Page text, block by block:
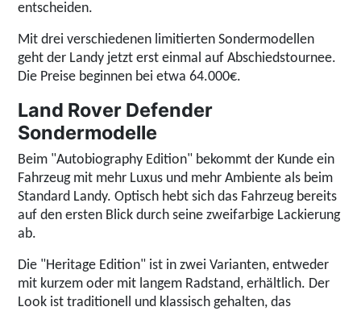
entscheiden.
Mit drei verschiedenen limitierten Sondermodellen
geht der Landy jetzt erst einmal auf Abschiedstournee.
Die Preise beginnen bei etwa 64.000€.
Land Rover Defender
Sondermodelle
Beim "Autobiography Edition" bekommt der Kunde ein
Fahrzeug mit mehr Luxus und mehr Ambiente als beim
Standard Landy. Optisch hebt sich das Fahrzeug bereits
auf den ersten Blick durch seine zweifarbige Lackierung
ab.
Die "Heritage Edition" ist in zwei Varianten, entweder
mit kurzem oder mit langem Radstand, erhältlich. Der
Look ist traditionell und klassisch gehalten, das